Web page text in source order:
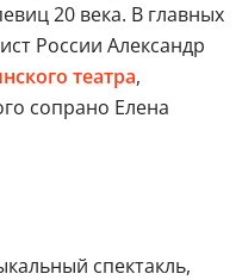
20 века. В главных
России Александр
театра,
сопрано Елена
спектакль,